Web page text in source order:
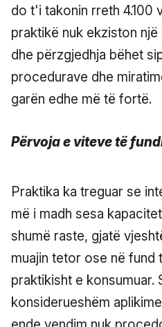
do t'i takonin rreth 4.100
praktikë nuk ekziston
dhe përzgjedhja bëhet
procedurave dhe
garën edhe më të fortë.
Përvoja e viteve të
Praktika ka treguar se
më i madh sesa
shumë raste, gjatë
muajin tetor ose në fund
praktikisht e konsumuar.
konsiderueshëm